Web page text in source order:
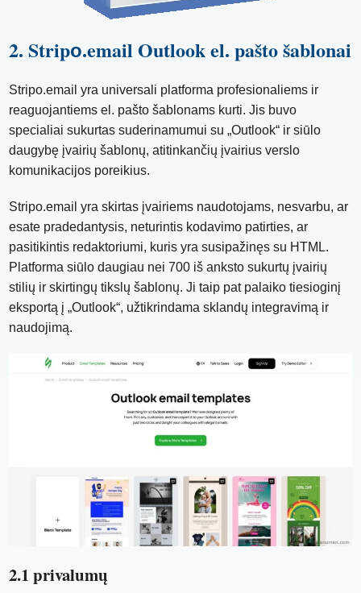
2. Stripо.email Outlook el. pašto šablonai
Stripo.email yra universali platforma profesionaliems ir
reaguojantiems el. pašto šablonams kurti. Jis buvo
specialiai sukurtas suderinamumui su „Outlook“ ir siūlo
daugybę įvairių šablonų, atitinkančių įvairius verslo
komunikacijos poreikius.
Stripo.email yra skirtas įvairiems naudotojams, nesvarbu, ar
esate pradedantysis, neturintis kodavimo patirties, ar
pasitikintis redaktoriumi, kuris yra susipažinęs su HTML.
Platforma siūlo daugiau nei 700 iš anksto sukurtų įvairių
stilių ir skirtingų tikslų šablonų. Ji taip pat palaiko tiesioginį
eksportą į „Outlook“, užtikrindama sklandų integravimą ir
naudojimą.
2.1 privalumų